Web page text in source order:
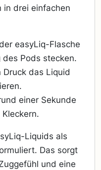
drei einfachen
easyLiq-Flasche
Pods stecken.
Druck das Liquid
einer Sekunde
Liquids als
Das sorgt
und eine